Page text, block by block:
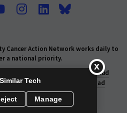
Cancer Action Network works daily to
a national priority.
Declaración de Privacidad de la Salud
Información legal y de privacidad
Tech
Manage